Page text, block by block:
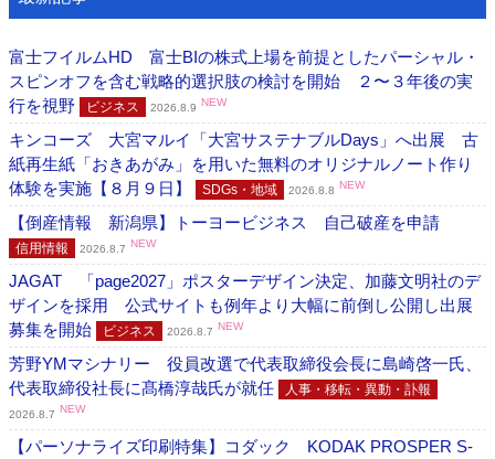
富士フイルムHD 富士BIの株式上場を前提としたパーシャル・
スピンオフを含む戦略的選択肢の検討を開始 ２〜３年後の実
行を視野
ビジネス 2026.8.9 NEW
キンコーズ 大宮マルイ「大宮サステナブルDays」へ出展 古
紙再生紙「おきあがみ」を用いた無料のオリジナルノート作り
体験を実施【８月９日】
SDGs・地域 2026.8.8 NEW
【倒産情報 新潟県】トーヨービジネス 自己破産を申請
信用情報 2026.8.7 NEW
JAGAT 「page2027」ポスターデザイン決定、加藤文明社のデ
ザインを採用 公式サイトも例年より大幅に前倒し公開し出展
募集を開始
ビジネス 2026.8.7 NEW
芳野YMマシナリー 役員改選で代表取締役会長に島崎啓一氏、
代表取締役社長に髙橋淳哉氏が就任
人事・移転・異動・訃報
2026.8.7 NEW
【パーソナライズ印刷特集】コダック KODAK PROSPER S-